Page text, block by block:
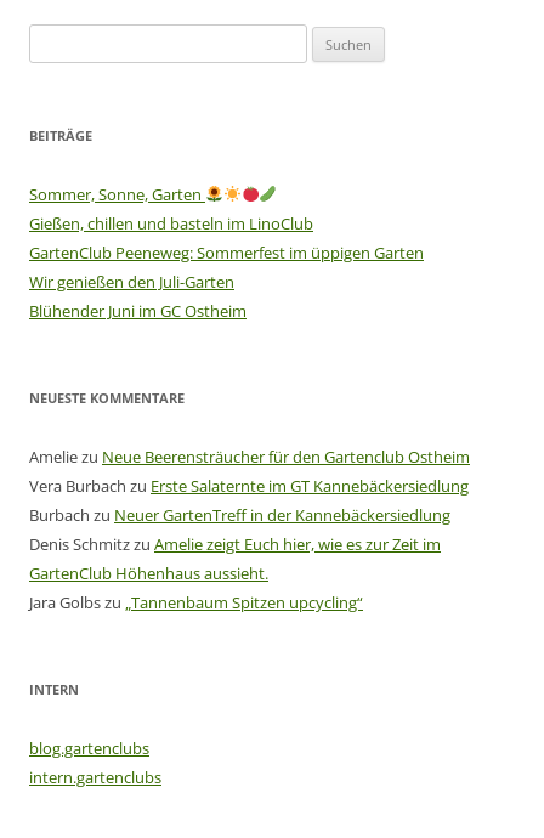
nach:
BEITRÄGE
Sommer, Sonne, Garten
Gießen, chillen und basteln im LinoClub
GartenClub Peeneweg: Sommerfest im üppigen Garten
Wir genießen den Juli-Garten
Blühender Juni im GC Ostheim
NEUESTE KOMMENTARE
Ameliezu Neue Beerensträucher für den Gartenclub Ostheim
Vera Burbach zu Erste Salaternte im GT Kannebäckersiedlung
Burbach zu Neuer GartenTreff in der Kannebäckersiedlung
Denis Schmitzzu Amelie zeigt Euch hier, wie es zur Zeit im
GartenClub Höhenhaus aussieht.
Jara Golbszu „Tannenbaum Spitzen upcycling“
INTERN
blog.gartenclubs
intern.gartenclubs